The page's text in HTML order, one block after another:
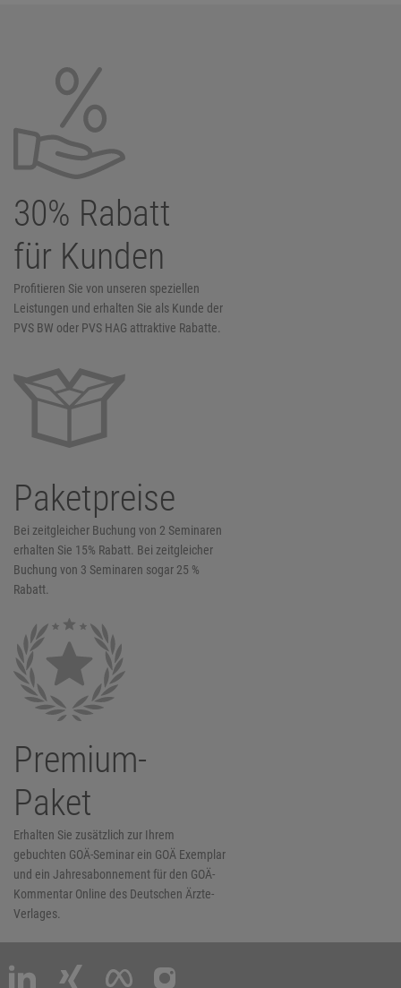
30% Rabatt
für Kunden
Profitieren Sie von unseren speziellen
Leistungen und erhalten Sie als Kunde der
PVS BW oder PVS HAG attraktive Rabatte.
Paketpreise
Bei zeitgleicher Buchung von 2 Seminaren
erhalten Sie 15% Rabatt. Bei zeitgleicher
Buchung von 3 Seminaren sogar 25 %
Rabatt.
Premium-
Paket
Erhalten Sie zusätzlich zur Ihrem
gebuchten GOÄ-Seminar ein GOÄ Exemplar
und ein Jahresabonnement für den GOÄ-
Kommentar Online des Deutschen Ärzte-
Verlages.